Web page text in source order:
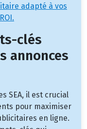
adapté à vos
clés
annonces
SEA, il est crucial
pour maximiser
en ligne.